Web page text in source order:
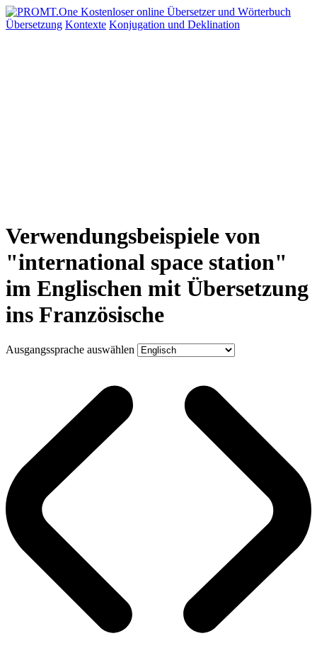
Übersetzung Kontexte Konjugation und Deklination
Verwendungsbeispiele von
"international space station"
im Englischen mit Übersetzung
ins Französische
Ausgangssprache auswählen